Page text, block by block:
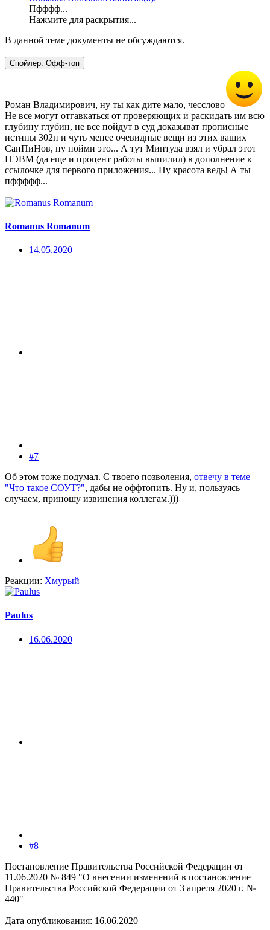
Пфффф...
Нажмите для раскрытия...
В данной теме документы не обсуждаются.
Спойлер: Офф-топ
Роман Владимирович, ну ты как дите мало, чесслово
Не все могут отгавкаться от проверяющих и раскидать им всю
глубину глубин, не все пойдут в суд доказыват прописные
истины 302н и чуть менее очевидные вещи из этих ваших
СанПиНов, ну пойми это... А тут Минтуда взял и убрал этот
ПЭВМ (да еще и процент работы выпилил) в дополнение к
ссылочке для первого приложения... Ну красота ведь! А ты
пффффф...
Romanus Romanum
14.05.2020
#7
Об этом тоже подумал. С твоего позволения, отвечу в теме
"Что такое СОУТ?", дабы не оффтопить. Ну и, пользуясь
случаем, приношу извинения коллегам.)))
Реакции: Хмурый
Paulus
16.06.2020
#8
Постановление Правительства Российской Федерации от
11.06.2020 № 849 "О внесении изменений в постановление
Правительства Российской Федерации от 3 апреля 2020 г. №
440"
Дата опубликования: 16.06.2020